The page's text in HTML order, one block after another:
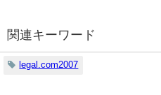
関連キーワード
legal.com2007